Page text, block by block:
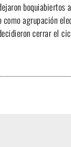
boquiabiertos
agrupación
cerrar el